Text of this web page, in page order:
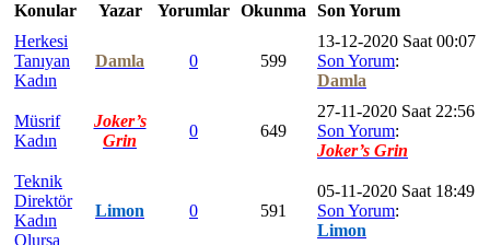
Konular
Yazar Yorumlar Okunma
Son Yorum
Herkesi
Tanıyan
Kadın
Damla 0 599
13-12-2020 Saat 00:07
Son Yorum:
Damla
Müsrif
Kadın
Joker’s
Grin
0 649
27-11-2020 Saat 22:56
Son Yorum:
Joker’s Grin
Teknik
Direktör
Kadın
Olursa
Limon 0 591
05-11-2020 Saat 18:49
Son Yorum:
Limon